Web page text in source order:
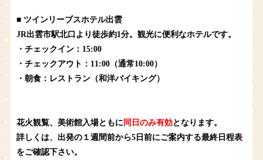
■ ツインリーブスホテル出雲
JR出雲市駅北口より徒歩約1分。観光に便利なホテルです。
・チェックイン：15:00
・チェックアウト：11:00（通常10:00）
・朝食：レストラン（和洋バイキング）
花火観覧、美術館入場ともに同日のみ有効となります。
詳しくは、出発の１週間前から5日前にご案内する最終日程表
をご確認下さい。